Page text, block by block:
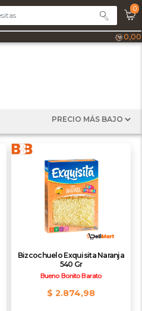
0
0,00
Bizcochuelo Exquisita Naranja
540 Gr
Bueno Bonito Barato
$ 2.874,98